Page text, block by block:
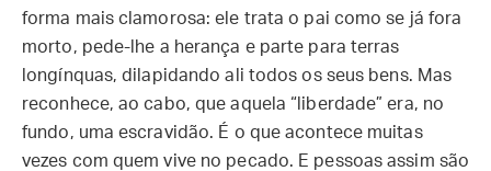
forma mais clamorosa: ele trata o pai como se já fora
morto, pede-lhe a herança e parte para terras
longínquas, dilapidando ali todos os seus bens. Mas
reconhece, ao cabo, que aquela “liberdade” era, no
fundo, uma escravidão. É o que acontece muitas
vezes com quem vive no pecado. E pessoas assim são